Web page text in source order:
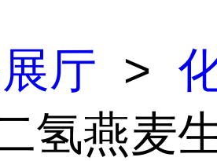
厅 >
氢燕麦